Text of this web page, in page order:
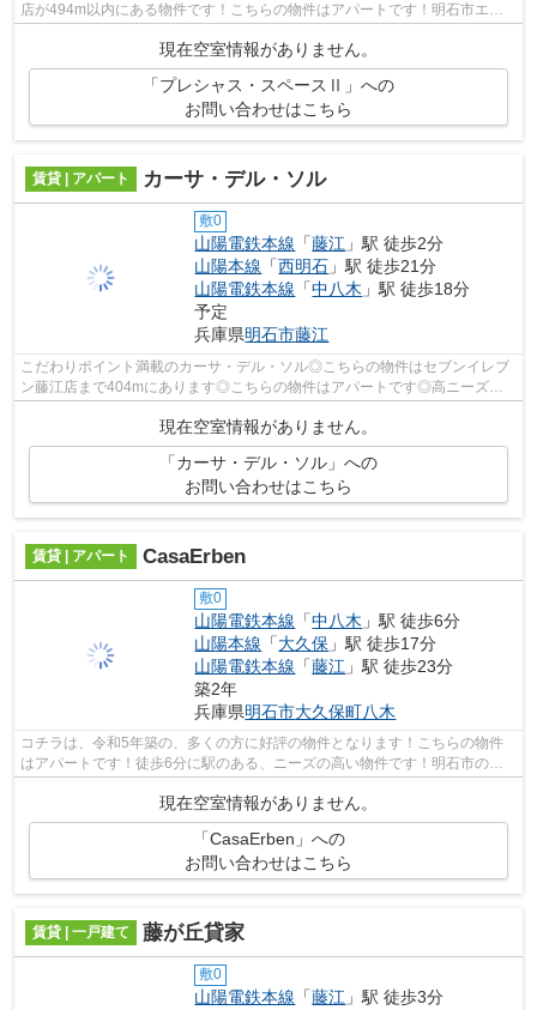
店が494m以内にある物件です！こちらの物件はアパートです！明石市エリ
現在空室情報がありません。
「プレシャス・スペースⅡ」への
お問い合わせはこちら
賃貸 | アパート カーサ・デル・ソル
敷0
山陽電鉄本線 「藤江 」駅 徒歩2分
山陽本線 「西明石 」駅 徒歩21分
山陽電鉄本線 「中八木 」駅 徒歩18分
予定
兵庫県明石市藤江
こだわりポイント満載のカーサ・デル・ソル◎こちらの物件はセブンイレブ
ン藤江店まで404mにあります◎こちらの物件はアパートです◎高ニーズな
駅近の物件で、徒歩2分で駅に行くことがで...
現在空室情報がありません。
「カーサ・デル・ソル」への
お問い合わせはこちら
賃貸 | アパート CasaErben
敷0
山陽電鉄本線 「中八木 」駅 徒歩6分
山陽本線 「大久保 」駅 徒歩17分
山陽電鉄本線 「藤江 」駅 徒歩23分
築2年
兵庫県明石市大久保町八木
コチラは、令和5年築の、多くの方に好評の物件となります！こちらの物件
はアパートです！徒歩6分に駅のある、ニーズの高い物件です！明石市の山
現在空室情報がありません。
「CasaErben」への
お問い合わせはこちら
賃貸 | 一戸建て 藤が丘貸家
敷0
山陽電鉄本線 「藤江 」駅 徒歩3分